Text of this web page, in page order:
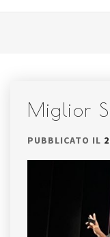
Miglior
PUBBLICATO IL